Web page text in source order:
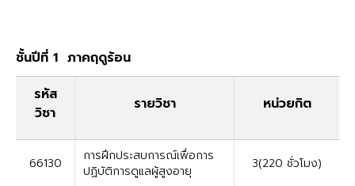
ชั้นปีที่ 1 ภาคฤดูร้อน
รหัส
วิชา
รายวิชา หน่วยกิต
66130
การฝึกประสบการณ์เพื่อการ
ปฏิบัติการดูแลผู้สูงอายุ
3(220 ชั่วโมง)